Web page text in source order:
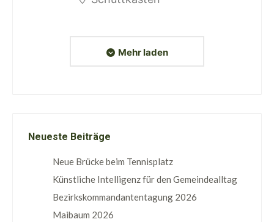
Mehr laden
Neueste Beiträge
Neue Brücke beim Tennisplatz
Künstliche Intelligenz für den Gemeindealltag
Bezirkskommandantentagung 2026
Maibaum 2026